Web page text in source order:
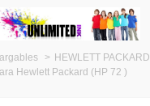
> HEWLETT PACKARD
Hewlett Packard (HP 72 )